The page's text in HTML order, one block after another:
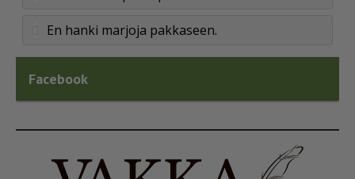
En hanki marjoja pakkaseen.
Facebook